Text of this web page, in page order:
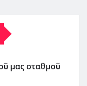
μας σταθμοῦ